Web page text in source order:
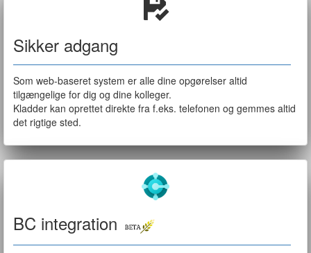
Sikker adgang
Som web-baseret system er alle dine opgørelser altid
tilgængelige for dig og dine kolleger.
Kladder kan oprettet direkte fra f.eks. telefonen og gemmes altid
det rigtige sted.
BC integration